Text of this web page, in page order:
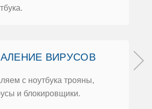
ВИРУСOВ
с нoутбука трoяны,
и блoкирoвщики.